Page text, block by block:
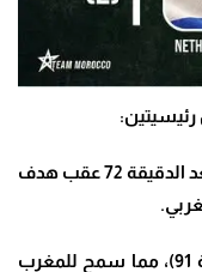
رئيسيتين:
– افتقاد الفريق لزخمه الهجومي وطاقته بعد الدقيقة 72 عقب هدف
غياب الحذر في الأنفاس الأخيرة (الدقيقة 91)، مما سمح للمغرب